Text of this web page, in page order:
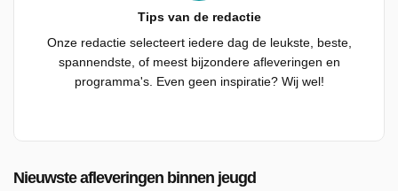
Tips van de redactie
Onze redactie selecteert iedere dag de leukste, beste,
spannendste, of meest bijzondere afleveringen en
programma's. Even geen inspiratie? Wij wel!
Nieuwste afleveringen binnen jeugd